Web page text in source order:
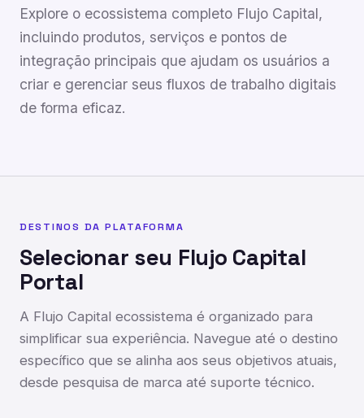
Explore o ecossistema completo Flujo Capital,
incluindo produtos, serviços e pontos de
integração principais que ajudam os usuários a
criar e gerenciar seus fluxos de trabalho digitais
de forma eficaz.
DESTINOS DA PLATAFORMA
Selecionar seu Flujo Capital
Portal
A Flujo Capital ecossistema é organizado para
simplificar sua experiência. Navegue até o destino
específico que se alinha aos seus objetivos atuais,
desde pesquisa de marca até suporte técnico.